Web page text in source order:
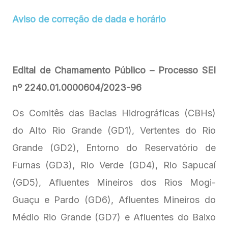
Aviso de correção de dada e horário
Edital de Chamamento Público – Processo SEI
nº 2240.01.0000604/2023-96
Os Comitês das Bacias Hidrográficas (CBHs)
do Alto Rio Grande (GD1), Vertentes do Rio
Grande (GD2), Entorno do Reservatório de
Furnas (GD3), Rio Verde (GD4), Rio Sapucaí
(GD5), Afluentes Mineiros dos Rios Mogi-
Guaçu e Pardo (GD6), Afluentes Mineiros do
Médio Rio Grande (GD7) e Afluentes do Baixo